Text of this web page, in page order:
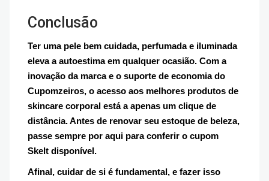
Conclusão
Ter uma pele bem cuidada, perfumada e iluminada
eleva a autoestima em qualquer ocasião. Com a
inovação da marca e o suporte de economia do
Cupomzeiros, o acesso aos melhores produtos de
skincare corporal está a apenas um clique de
distância. Antes de renovar seu estoque de beleza,
passe sempre por aqui para conferir o cupom
Skelt disponível.
Afinal, cuidar de si é fundamental, e fazer isso